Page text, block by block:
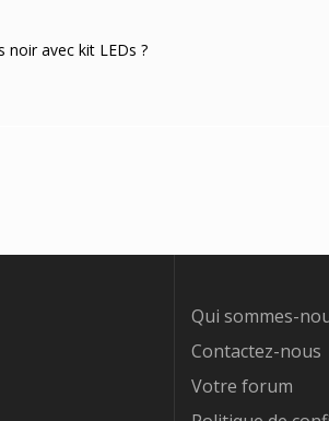
noir avec kit LEDs ?
Qui sommes-
Contactez-nous
Votre forum